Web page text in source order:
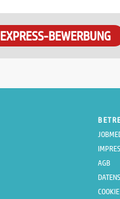
EXPRESS-BEWERBUNG
AGB